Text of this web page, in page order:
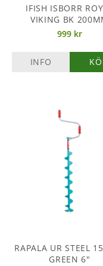
IFISH ISBORR
VIKING BK
999 kr
INFO
RAPALA UR STEEL
GREEN 6"